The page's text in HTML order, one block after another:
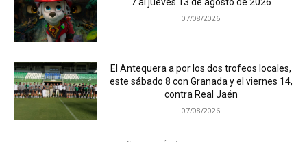
07/08/2026
El Antequera a por los dos trofeos locales,
este sábado 8 con Granada y el viernes 14,
contra Real Jaén
07/08/2026